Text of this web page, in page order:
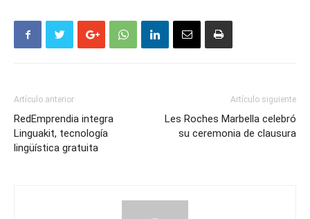
Artículo anterior
RedEmprendia integra
Linguakit, tecnología
lingüística gratuita
Artículo siguiente
Les Roches Marbella celebró
su ceremonia de clausura